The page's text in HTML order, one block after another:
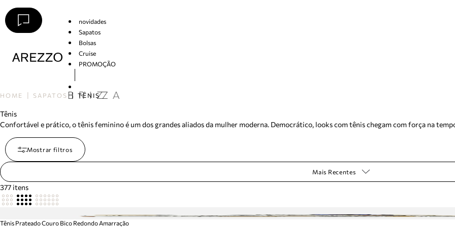
novidades
Sapatos
Bolsas
Cruise
PROMOÇÃO
HOME SAPATOS TÊNIS
Tênis
Confortável e prático, o tênis feminino é um dos grandes aliados da mulher moderna. Democrático, looks com tênis chegam com força na
Mostrar filtros
Mais Recentes
377 itens
Tênis Prateado Couro Bico Redondo Amarração